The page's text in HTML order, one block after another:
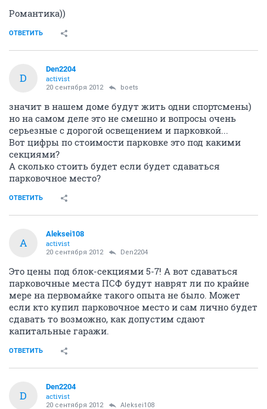
Романтика))
ОТВЕТИТЬ
D
Den2204
activist
20 сентября 2012 boets
значит в нашем доме будут жить одни спортсмены)
но на самом деле это не смешно и вопросы очень
серьезные с дорогой освещением и парковкой...
Вот цифры по стоимости парковке это под какими
секциями?
А сколько стоить будет если будет сдаваться
парковочное место?
ОТВЕТИТЬ
A
Aleksei108
activist
20 сентября 2012 Den2204
Это цены под блок-секциями 5-7! А вот сдаваться
парковочные места ПСФ будут наврят ли по крайне
мере на первомайке такого опыта не было. Может
если кто купил парковочное место и сам лично будет
сдавать то возможно, как допустим сдают
капитальные гаражи.
ОТВЕТИТЬ
D
Den2204
activist
20 сентября 2012 Aleksei108